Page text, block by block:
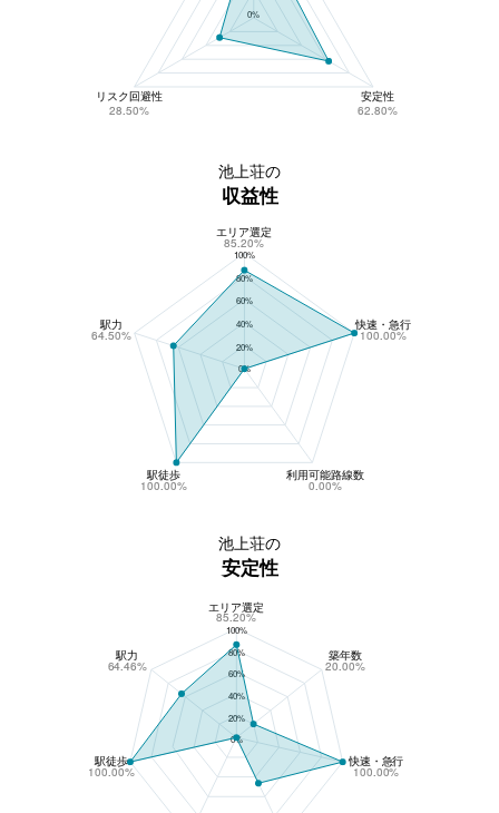
0%
リスク回避性
28.50%
安定性
62.80%
池上荘の
収益性
池上荘の収益性
100%
80%
60%
40%
20%
0%
エリア選定
85.20%
駅力
64.50%
駅徒歩
100.00%
利用可能路線数
0.00%
快速・急行
100.00%
池上荘の
安定性
100%
80%
60%
40%
20%
0%
エリア選定
85.20%
駅力
64.46%
駅徒歩
100.00%
快速・急行
100.00%
築年数
20.00%